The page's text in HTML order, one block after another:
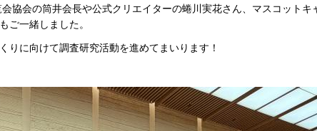
協会の筒井会長や公式クリエイターの蜷川実花さん、マスコットキ
ご一緒しました。
りに向けて調査研究活動を進めてまいります！